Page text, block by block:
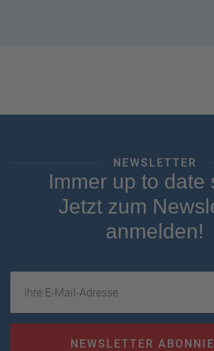
NEWSLETTER
Immer up to date
Jetzt zum
anmelden!
NEWSLETTER